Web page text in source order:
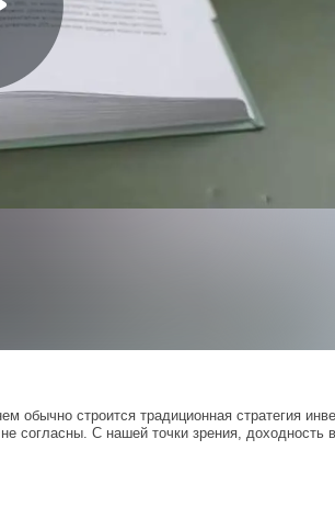
строится традиционная стратегия
согласны. С нашей точки зрения, доходность